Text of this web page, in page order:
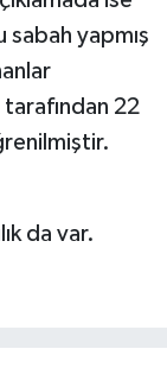
yapmış
tarafından 22
da var.